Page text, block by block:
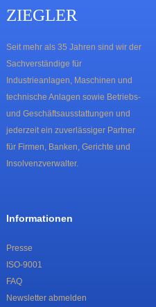
ZIEGLER
Seit mehr als 35 Jahren sind wir der
Sachverständige für
Industrieanlagen, Maschinen und
technische Anlagen sowie Betriebs-
und Geschäftsausstattungen und
jederzeit ein zuverlässiger Partner
für Firmen, Banken, Gerichte und
Insolvenzverwalter.
Informationen
Presse
ISO-9001
FAQ
Newsletter abmelden